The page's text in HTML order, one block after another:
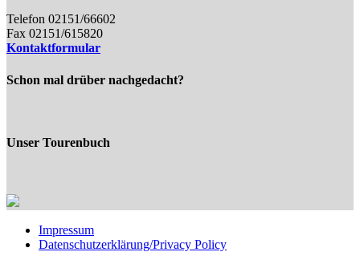
Telefon 02151/66602
Fax 02151/615820
Kontaktformular
Schon mal drüber nachgedacht?
Unser Tourenbuch
Impressum
Datenschutzerklärung/Privacy Policy